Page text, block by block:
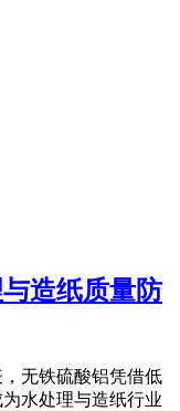
造纸质量防
无铁硫酸铝凭借低
水处理与造纸行业